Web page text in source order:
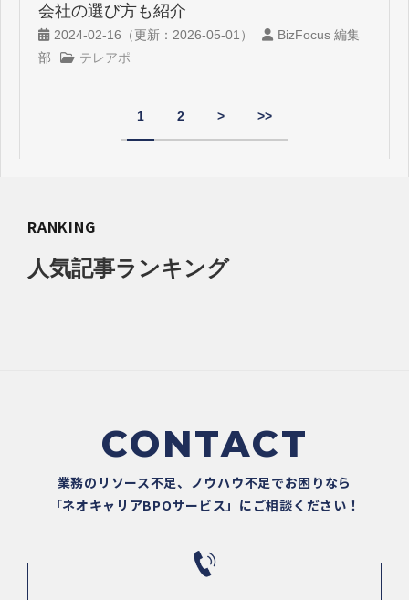
会社の選び方も紹介
2024-02-16 （更新： 2026-05-01 ）
BizFocus 編集
部
テレアポ
1 2 > >>
RANKING
人気記事ランキング
CONTACT
業務のリソース不足、ノウハウ不足でお困りなら
「ネオキャリアBPOサービス」にご相談ください！